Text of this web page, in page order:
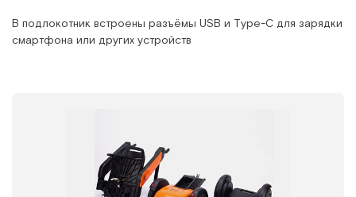
В подлокотник встроены разъёмы USB и Type-C для зарядки
смартфона или других устройств